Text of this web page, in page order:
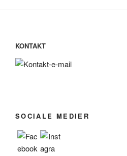
KONTAKT
SOCIALE MEDIER